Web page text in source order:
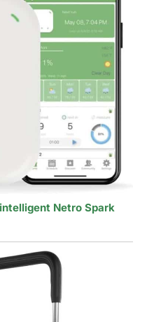
Netro Spark